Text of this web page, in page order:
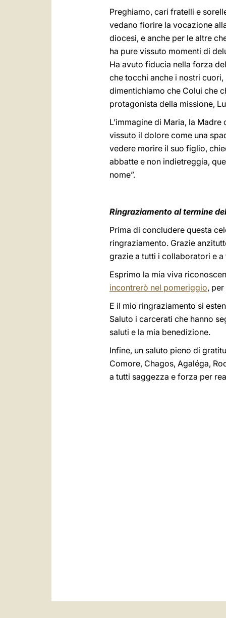
Preghiamo, cari fratelli e
vedano fiorire la vocazione
diocesi, e anche per le altre
ha pure vissuto momenti di
Ha avuto fiducia nella forza
che tocchi anche i nostri
dimentichiamo che Colui che
protagonista della missione,
L’immagine di Maria, la
vissuto il dolore come una
vedere morire il suo figlio,
abbatte e non indietreggia,
nome”.
Ringraziamento al termine
Prima di concludere questa
ringraziamento. Grazie
grazie a tutti i collaboratori e
Esprimo la mia viva
incontrerò nel pomeriggio,
E il mio ringraziamento si
Saluto i carcerati che hanno
saluti e la mia benedizione.
Infine, un saluto pieno di
Comore, Chagos, Agaléga,
a tutti saggezza e forza per